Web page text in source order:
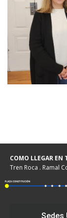
COMO LLEGAR EN
Tren Roca . Ramal